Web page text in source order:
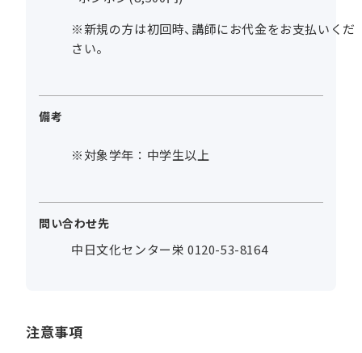
※新規の方は初回時、講師にお代金をお支払いくだ
さい。
備考
※対象学年：中学生以上
問い合わせ先
中日文化センター栄 0120-53-8164
注意事項